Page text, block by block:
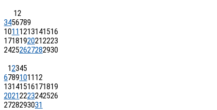
12
3456789
10111213141516
17181920212223
24252627282930
12345
6789101112
13141516171819
20212223242526
2728293031